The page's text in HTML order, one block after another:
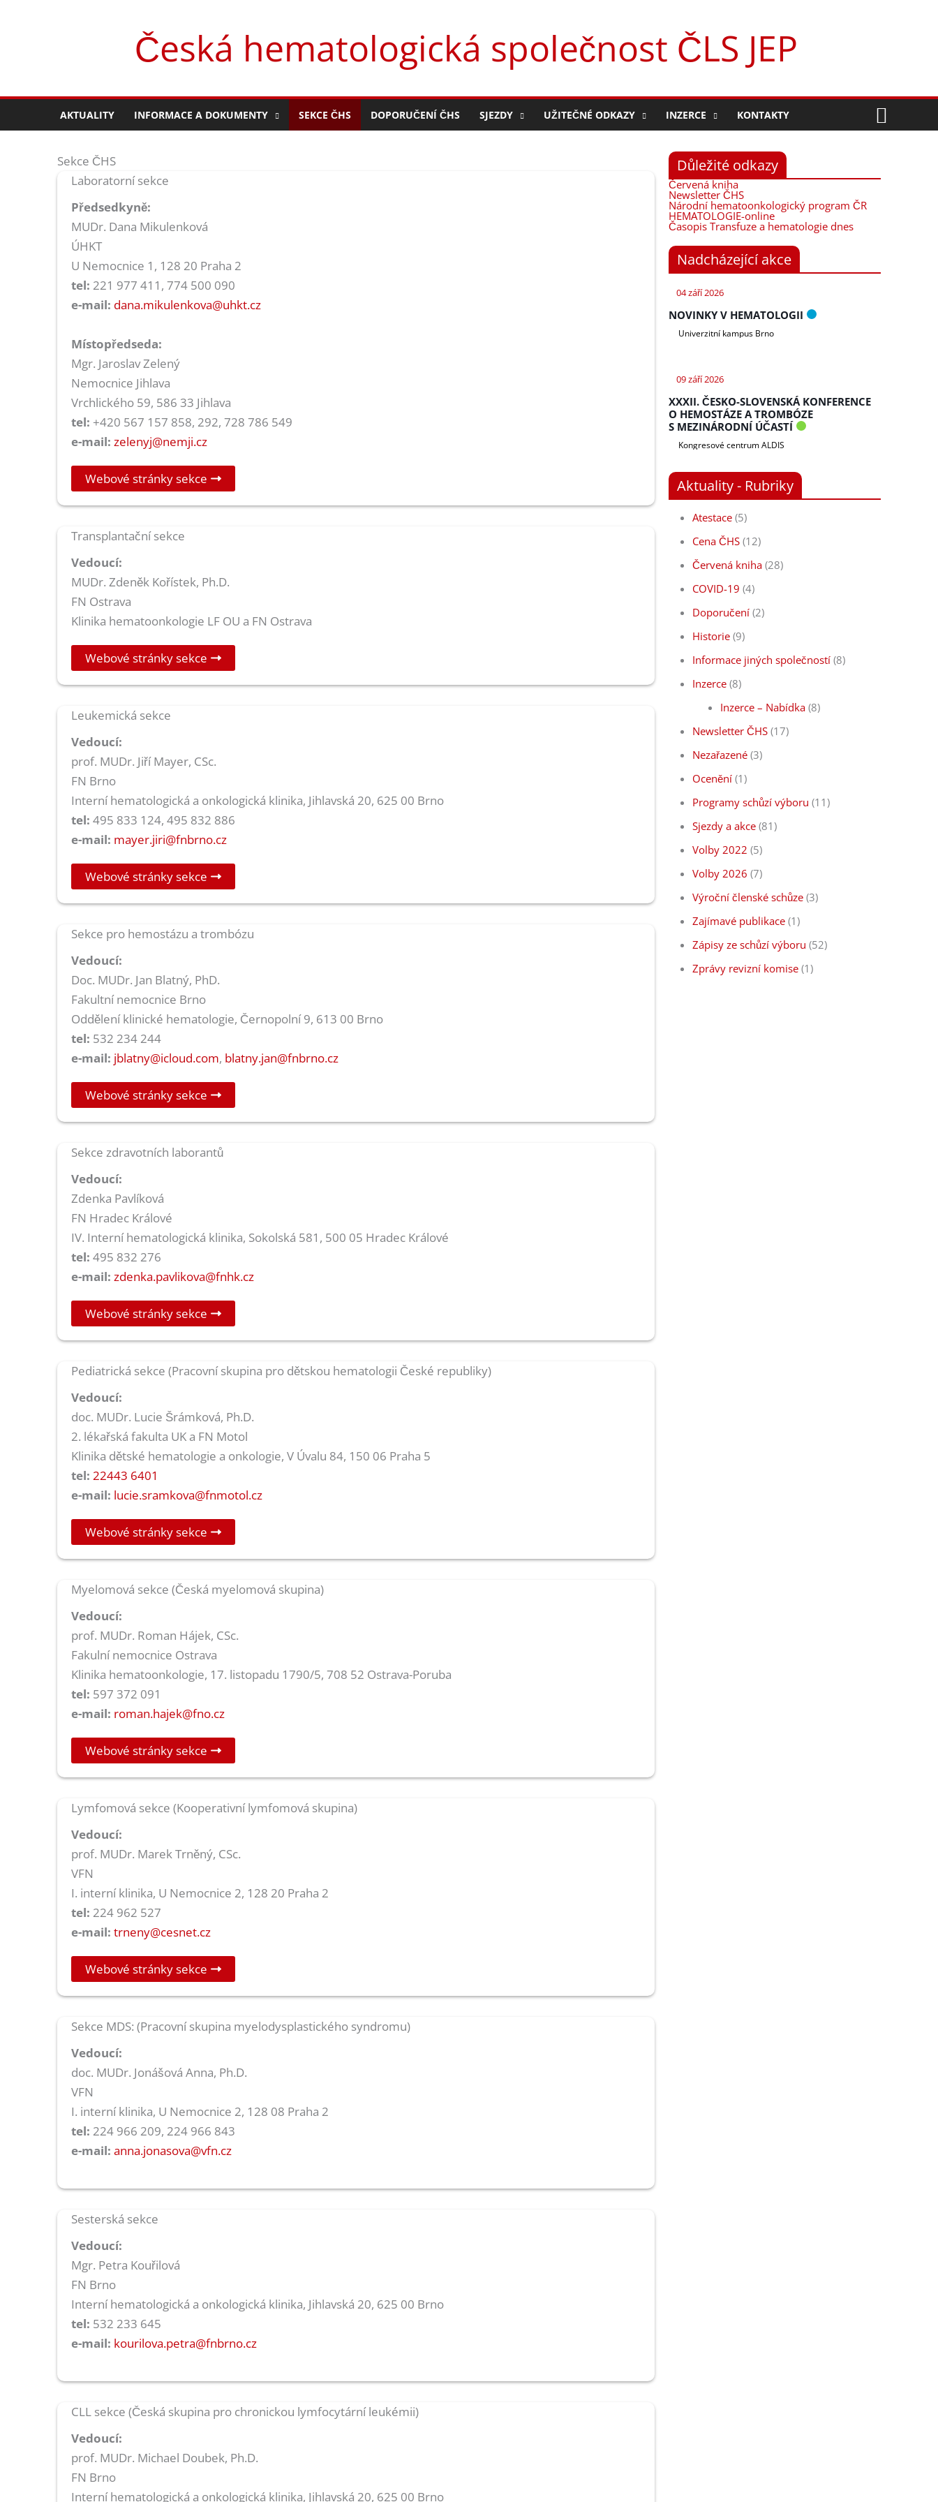
Česká hematologická společnost ČLS JEP
AKTUALITY INFORMACE A DOKUMENTY SEKCE ČHS DOPORUČENÍ ČHS SJEZDY UŽITEČNÉ ODKAZY INZERCE KONTAKTY
Sekce ČHS
Laboratorní sekce
Předsedkyně:
MUDr. Dana Mikulenková
ÚHKT
U Nemocnice 1, 128 20 Praha 2
tel: 221 977 411, 774 500 090
e-mail: dana.mikulenkova@uhkt.cz
Místopředseda:
Mgr. Jaroslav Zelený
Nemocnice Jihlava
Vrchlického 59, 586 33 Jihlava
tel: +420 567 157 858, 292, 728 786 549
e-mail: zelenyj@nemji.cz
Webové stránky sekce
Transplantační sekce
Vedoucí:
MUDr. Zdeněk Kořístek, Ph.D.
FN Ostrava
Klinika hematoonkologie LF OU a FN Ostrava
Webové stránky sekce
Leukemická sekce
Vedoucí:
prof. MUDr. Jiří Mayer, CSc.
FN Brno
Interní hematologická a onkologická klinika, Jihlavská 20, 625 00 Brno
tel: 495 833 124, 495 832 886
e-mail: mayer.jiri@fnbrno.cz
Webové stránky sekce
Sekce pro hemostázu a trombózu
Vedoucí:
Doc. MUDr. Jan Blatný, PhD.
Fakultní nemocnice Brno
Oddělení klinické hematologie, Černopolní 9, 613 00 Brno
tel: 532 234 244
e-mail: jblatny@icloud.com, blatny.jan@fnbrno.cz
Webové stránky sekce
Sekce zdravotních laborantů
Vedoucí:
Zdenka Pavlíková
FN Hradec Králové
IV. Interní hematologická klinika, Sokolská 581, 500 05 Hradec Králové
tel: 495 832 276
e-mail: zdenka.pavlikova@fnhk.cz
Webové stránky sekce
Pediatrická sekce (Pracovní skupina pro dětskou hematologii České republiky)
Vedoucí:
doc. MUDr. Lucie Šrámková, Ph.D.
2. lékařská fakulta UK a FN Motol
Klinika dětské hematologie a onkologie, V Úvalu 84, 150 06 Praha 5
tel: 22443 6401
e-mail: lucie.sramkova@fnmotol.cz
Webové stránky sekce
Myelomová sekce (Česká myelomová skupina)
Vedoucí:
prof. MUDr. Roman Hájek, CSc.
Fakulní nemocnice Ostrava
Klinika hematoonkologie, 17. listopadu 1790/5, 708 52 Ostrava-Poruba
tel: 597 372 091
e-mail: roman.hajek@fno.cz
Webové stránky sekce
Lymfomová sekce (Kooperativní lymfomová skupina)
Vedoucí:
prof. MUDr. Marek Trněný, CSc.
VFN
I. interní klinika, U Nemocnice 2, 128 20 Praha 2
tel: 224 962 527
e-mail: trneny@cesnet.cz
Webové stránky sekce
Sekce MDS: (Pracovní skupina myelodysplastického syndromu)
Vedoucí:
doc. MUDr. Jonášová Anna, Ph.D.
VFN
I. interní klinika, U Nemocnice 2, 128 08 Praha 2
tel: 224 966 209, 224 966 843
e-mail: anna.jonasova@vfn.cz
Sesterská sekce
Vedoucí:
Mgr. Petra Kouřilová
FN Brno
Interní hematologická a onkologická klinika, Jihlavská 20, 625 00 Brno
tel: 532 233 645
e-mail: kourilova.petra@fnbrno.cz
CLL sekce (Česká skupina pro chronickou lymfocytární leukémii)
Vedoucí:
prof. MUDr. Michael Doubek, Ph.D.
FN Brno
Interní hematologická a onkologická klinika, Jihlavská 20, 625 00 Brno
Důležité odkazy
Červená kniha
Newsletter ČHS
Národní hematoonkologický program ČR
HEMATOLOGIE-online
Časopis Transfuze a hematologie dnes
Nadcházející akce
04 září 2026
NOVINKY V HEMATOLOGII
Univerzitní kampus Brno
09 září 2026
XXXII. ČESKO-SLOVENSKÁ KONFERENCE
O HEMOSTÁZE A TROMBÓZE
S MEZINÁRODNÍ ÚČASTÍ
Kongresové centrum ALDIS
Aktuality - Rubriky
Atestace (5)
Cena ČHS (12)
Červená kniha (28)
COVID-19 (4)
Doporučení (2)
Historie (9)
Informace jiných společností (8)
Inzerce (8)
Inzerce – Nabídka(8)
Newsletter ČHS (17)
Nezařazené (3)
Ocenění (1)
Programy schůzí výboru (11)
Sjezdy a akce (81)
Volby 2022 (5)
Volby 2026 (7)
Výroční členské schůze (3)
Zajímavé publikace (1)
Zápisy ze schůzí výboru (52)
Zprávy revizní komise (1)